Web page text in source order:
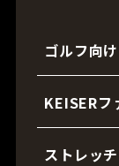
ゴルフ向
KEISERフ
ストレッチ